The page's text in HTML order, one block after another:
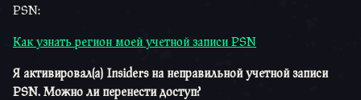
PSN:
Как узнать регион моей учетной записи PSN
Я активировал(а) Insiders на неправильной учетной записи
PSN. Можно ли перенести доступ?